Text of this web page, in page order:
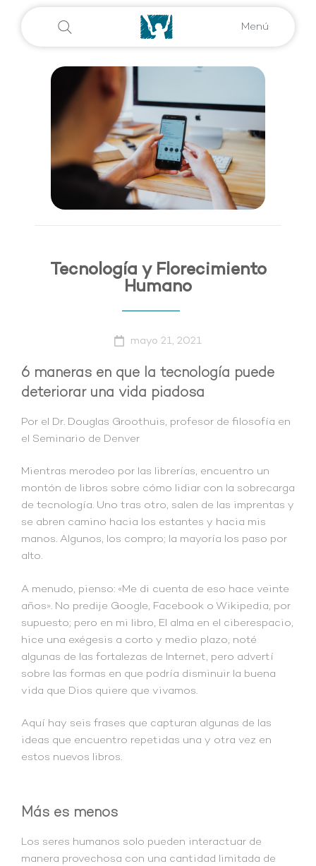
Menú
Tecnología y Florecimiento
Humano
mayo 21, 2021
6 maneras en que la tecnología puede
deteriorar una vida piadosa
Por el Dr. Douglas Groothuis, profesor de filosofía en
el Seminario de Denver
Mientras merodeo por las librerías, encuentro un
montón de libros sobre cómo lidiar con la sobrecarga
de tecnología. Uno tras otro, salen de las imprentas y
se abren camino hacia los estantes y hacia mis
manos. Algunos, los compro; la mayoría los paso por
alto.
A menudo, pienso: «Me di cuenta de eso hace veinte
años». No predije Google, Facebook o Wikipedia, por
supuesto; pero en mi libro, El alma en el ciberespacio,
hice una exégesis a corto y medio plazo, noté
algunas de las fortalezas de Internet, pero advertí
sobre las formas en que podría disminuir la buena
vida que Dios quiere que vivamos.
Aquí hay seis frases que capturan algunas de las
ideas que encuentro repetidas una y otra vez en
estos nuevos libros.
Más es menos
Los seres humanos solo pueden interactuar de
manera provechosa con una cantidad limitada de